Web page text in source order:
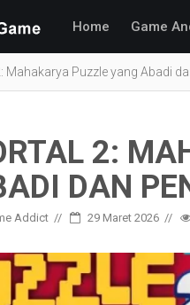
Home Game
Mahakarya Puzzle yang Abadi
2:
DAN
Addict 29 Maret 2026